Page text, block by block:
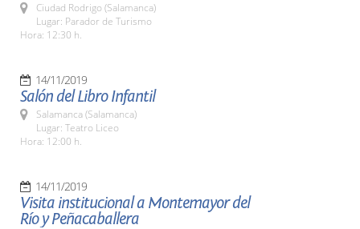
Ciudad Rodrigo (Salamanca)
Lugar: Parador de Turismo
Hora: 12:30 h.
14/11/2019
Salón del Libro Infantil
Salamanca (Salamanca)
Lugar: Teatro Liceo
Hora: 12:00 h.
14/11/2019
Visita institucional a Montemayor del
Río y Peñacaballera